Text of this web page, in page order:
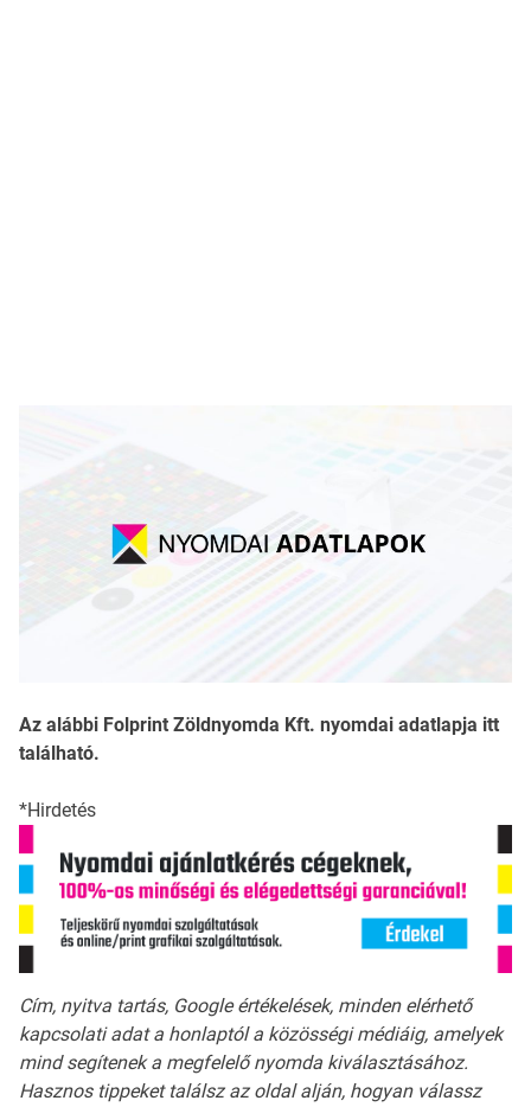
Az alábbi Folprint Zöldnyomda Kft. nyomdai adatlapja itt
található.
*Hirdetés
Cím, nyitva tartás, Google értékelések, minden elérhető
kapcsolati adat a honlaptól a közösségi médiáig, amelyek
mind segítenek a megfelelő nyomda kiválasztásához.
Hasznos tippeket találsz az oldal alján, hogyan válassz